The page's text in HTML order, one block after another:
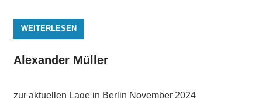
WEITERLESEN
Alexander Müller
zur aktuellen Lage in Berlin November 2024